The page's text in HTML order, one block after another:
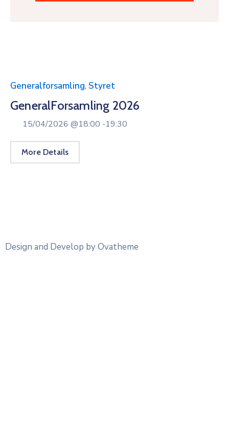
Generalforsamling, Styret
GeneralForsamling 2026
15/04/2026 @18:00 -19:30
More Details
Design and Develop by Ovatheme